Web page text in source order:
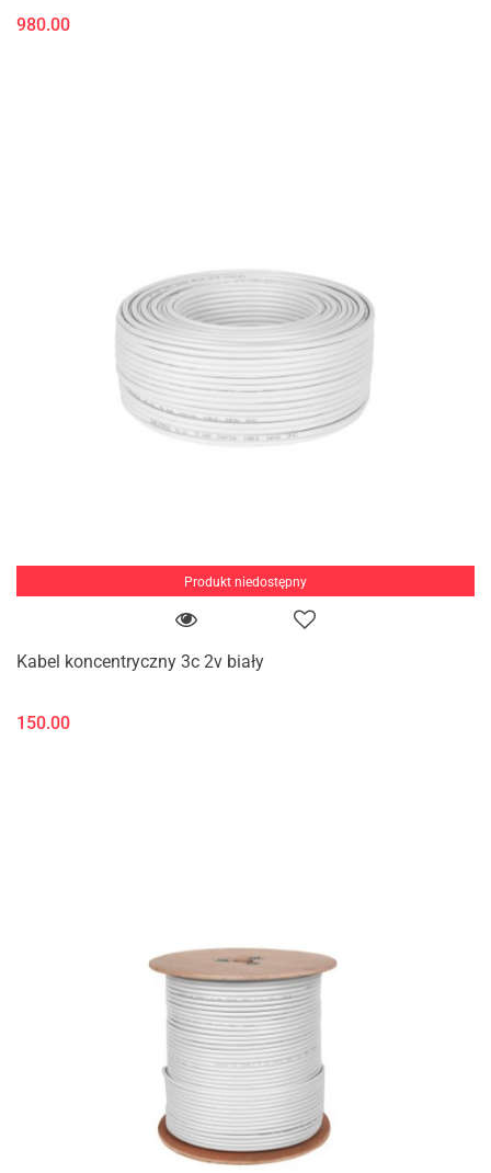
980.00
Produkt niedostępny
Kabel koncentryczny 3c 2v biały
150.00